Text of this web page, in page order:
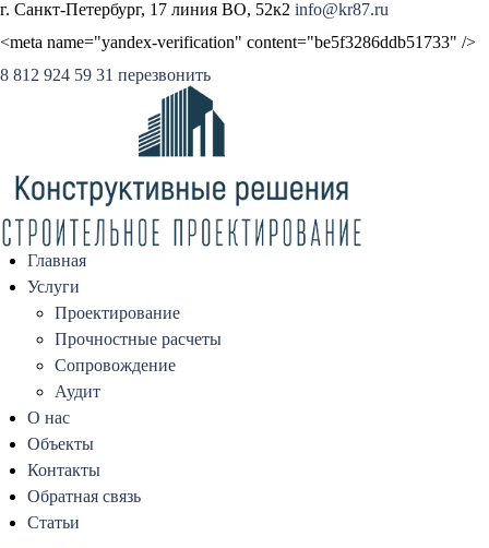
г. Санкт-Петербург, 17 линия ВО, 52к2 info@kr87.ru
<meta name="yandex-verification" content="be5f3286ddb51733" />
8 812 924 59 31 перезвонить
Главная
Услуги
Проектирование
Прочностные расчеты
Сопровождение
Аудит
О нас
Объекты
Контакты
Обратная связь
Статьи